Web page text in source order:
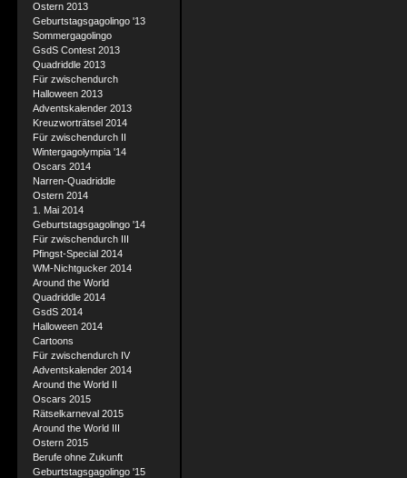
Ostern 2013
Geburtstagsgagolingo '13
Sommergagolingo
GsdS Contest 2013
Quadriddle 2013
Für zwischendurch
Halloween 2013
Adventskalender 2013
Kreuzworträtsel 2014
Für zwischendurch II
Wintergagolympia '14
Oscars 2014
Narren-Quadriddle
Ostern 2014
1. Mai 2014
Geburtstagsgagolingo '14
Für zwischendurch III
Pfingst-Special 2014
WM-Nichtgucker 2014
Around the World
Quadriddle 2014
GsdS 2014
Halloween 2014
Cartoons
Für zwischendurch IV
Adventskalender 2014
Around the World II
Oscars 2015
Rätselkarneval 2015
Around the World III
Ostern 2015
Berufe ohne Zukunft
Geburtstagsgagolingo '15